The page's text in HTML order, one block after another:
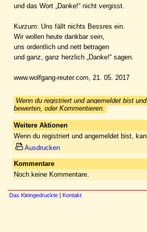
und das Wort „Danke!“ nicht vergisst.
Kurzum: Uns fällt nichts Bessres ein.
Wir wollen heute dankbar sein,
uns ordentlich und nett betragen
und ganz, ganz herzlich „Danke!“ sagen.
www.wolfgang-reuter.com, 21. 05. 2017
Wenn du registriert und angemeldet bist
bewerten, oder Kommentieren.
Weitere Aktionen
Wenn du registriert und angemeldet bist,
Ausdrucken
Kommentare
Noch keine Kommentare.
Das Kleingedruckte | Kontakt